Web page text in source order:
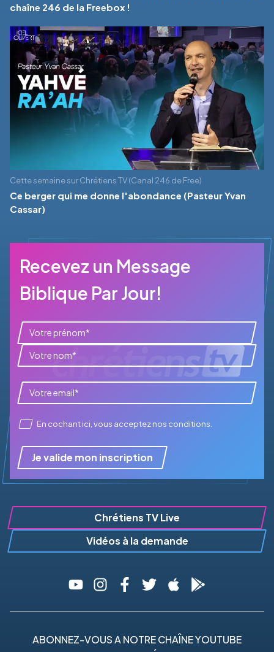
chaîne 246 de la Freebox !
Cette semaine sur Chrétiens TV (Canal 246 de Free)
Ce berger qui me donne l'abondance (Pasteur Yvan
Cassar)
Recevez un Message
Biblique Par Jour!
En cochant ici, vous accepteznos conditions
Je valide mon inscription
Chrétiens TV Live
Vidéos à la demande
ABONNEZ-VOUS A NOTRE CHAÎNE YOUTUBE